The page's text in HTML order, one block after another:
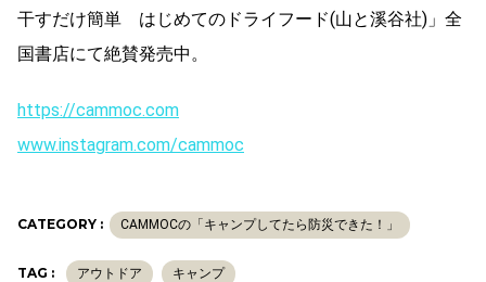
干すだけ簡単 はじめてのドライフード(山と溪谷社)」全
国書店にて絶賛発売中。
https://cammoc.com
www.instagram.com/cammoc
CATEGORY : CAMMOCの「キャンプしてたら防災できた！」
TAG : アウトドア キャンプ